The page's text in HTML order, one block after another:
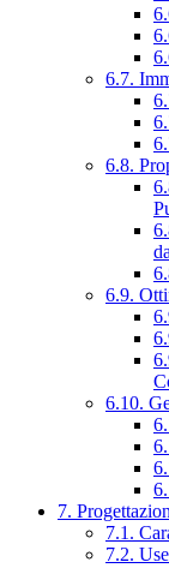
6.7.
6.8.
6.9.
6.10.
7.
7.1.
7.2.